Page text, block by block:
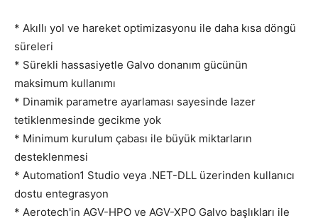
* Akıllı yol ve hareket optimizasyonu ile daha kısa döngü
süreleri
* Sürekli hassasiyetle Galvo donanım gücünün
maksimum kullanımı
* Dinamik parametre ayarlaması sayesinde lazer
tetiklenmesinde gecikme yok
* Minimum kurulum çabası ile büyük miktarların
desteklenmesi
* Automation1 Studio veya .NET-DLL üzerinden kullanıcı
dostu entegrasyon
* Aerotech'in AGV-HPO ve AGV-XPO Galvo başlıkları ile